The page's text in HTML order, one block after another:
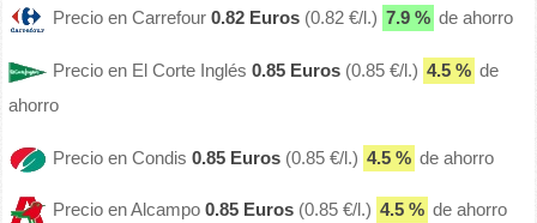
Precio en Carrefour0.82 Euros (0.82 €/l.) 7.9 % de ahorro
Precio en El Corte Inglés0.85 Euros (0.85 €/l.) 4.5 % de
ahorro
Precio en Condis0.85 Euros (0.85 €/l.) 4.5 % de ahorro
Precio en Alcampo0.85 Euros (0.85 €/l.) 4.5 % de ahorro